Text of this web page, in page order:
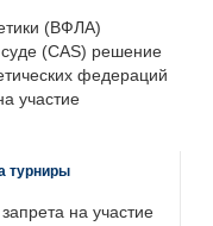
(ВФЛА)
(CAS) решение
федераций
участие
турниры
на участие